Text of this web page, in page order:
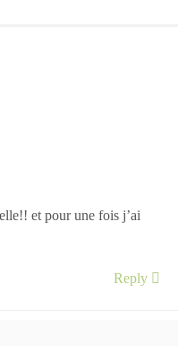
et pour une fois j’ai
Reply